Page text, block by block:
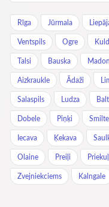
Rīga Jūrmala
Ventspils Ogre
Talsi Bauska
Aizkraukle Ādaži
Salaspils Ludza
Dobele Piņķi
Iecava Ķekava
Olaine Preiļi
Zvejniekciems Kalngale